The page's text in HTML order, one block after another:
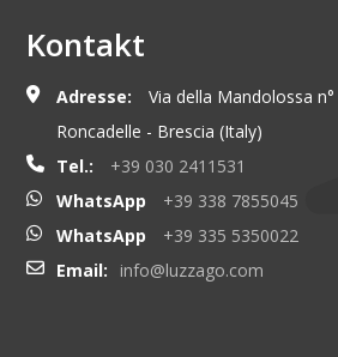
Kontakt
Adresse:
Via della Mandolossa
Roncadelle - Brescia (Italy)
Tel.:
+39 030 2411531
WhatsApp
+39 338 7855045
WhatsApp
+39 335 5350022
Email:
info@luzzago.com